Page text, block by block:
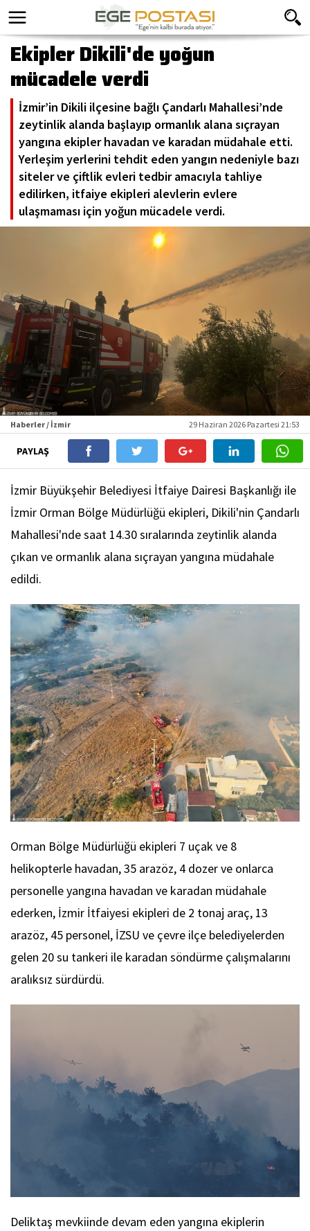
Ekipler Dikili'de yoğun
mücadele verdi
İzmir’in Dikili ilçesine bağlı Çandarlı Mahallesi’nde
zeytinlik alanda başlayıp ormanlık alana sıçrayan
yangına ekipler havadan ve karadan müdahale etti.
Yerleşim yerlerini tehdit eden yangın nedeniyle bazı
siteler ve çiftlik evleri tedbir amacıyla tahliye
edilirken, itfaiye ekipleri alevlerin evlere
ulaşmaması için yoğun mücadele verdi.
Haberler / İzmir 29 Haziran 2026 Pazartesi 21:53
PAYLAŞ
İzmir Büyükşehir Belediyesi İtfaiye Dairesi Başkanlığı ile
İzmir Orman Bölge Müdürlüğü ekipleri, Dikili'nin Çandarlı
Mahallesi'nde saat 14.30 sıralarında zeytinlik alanda
çıkan ve ormanlık alana sıçrayan yangına müdahale
edildi.
Orman Bölge Müdürlüğü ekipleri 7 uçak ve 8
helikopterle havadan, 35 arazöz, 4 dozer ve onlarca
personelle yangına havadan ve karadan müdahale
ederken, İzmir İtfaiyesi ekipleri de 2 tonaj araç, 13
arazöz, 45 personel, İZSU ve çevre ilçe belediyelerden
gelen 20 su tankeri ile karadan söndürme çalışmalarını
aralıksız sürdürdü.
Deliktaş mevkiinde devam eden yangına ekiplerin